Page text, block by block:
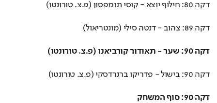
דקה 80: חילוף יוצא - קוסי תומפסון (פ.צ. טורונטו)
דקה 89: צהוב - דנטה סילי (מונטריאול)
דקה 90: שער - תאודור קורביאנו (פ.צ. טורונטו)
דקה 90: בישול - פדריקו ברנרדסקי (פ.צ. טורונטו)
דקה 90: סוף המשחק